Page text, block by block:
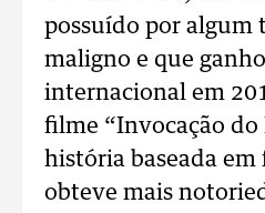
possuído por algum
maligno e que
internacional em
filme “Invocação do
história baseada em
obteve mais